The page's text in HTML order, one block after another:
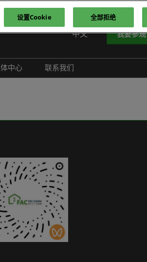
中文
English
Tiếng Việt
我要参观
中心
行业新闻
联系我们
设置Cookie 全部拒绝